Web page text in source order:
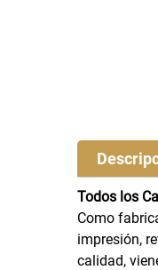
Todos los
Como
impresión,
calidad,